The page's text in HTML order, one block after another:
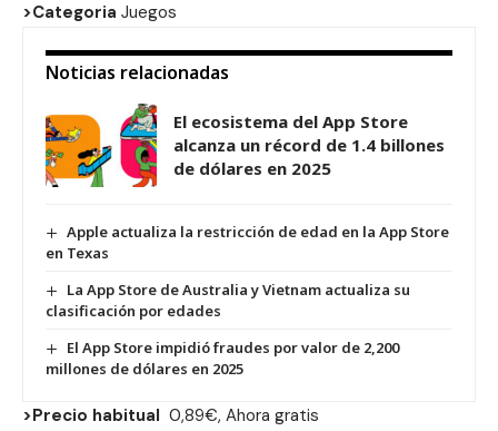
>Categoria Juegos
Noticias relacionadas
El ecosistema del App Store
alcanza un récord de 1.4 billones
de dólares en 2025
Apple actualiza la restricción de edad en la App Store
en Texas
La App Store de Australia y Vietnam actualiza su
clasificación por edades
El App Store impidió fraudes por valor de 2,200
millones de dólares en 2025
>Precio habitual 0,89€, Ahora gratis